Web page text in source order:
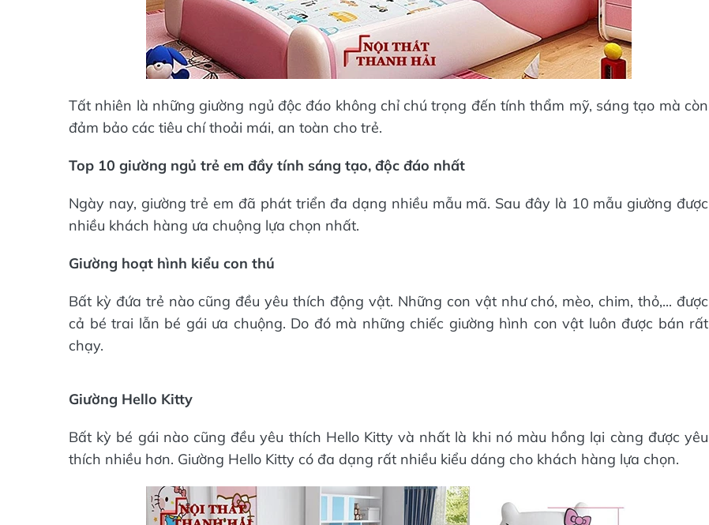
Tất nhiên là những giường ngủ độc đáo không chỉ chú trọng đến tính thẩm mỹ, sáng tạo mà còn
đảm bảo các tiêu chí thoải mái, an toàn cho trẻ.
Top 10 giường ngủ trẻ em đầy tính sáng tạo, độc đáo nhất
Ngày nay, giường trẻ em đã phát triển đa dạng nhiều mẫu mã. Sau đây là 10 mẫu giường được
nhiều khách hàng ưa chuộng lựa chọn nhất.
Giường hoạt hình kiểu con thú
Bất kỳ đứa trẻ nào cũng đều yêu thích động vật. Những con vật như chó, mèo, chim, thỏ,... được
cả bé trai lẫn bé gái ưa chuộng. Do đó mà những chiếc giường hình con vật luôn được bán rất
chạy.
Giường Hello Kitty
Bất kỳ bé gái nào cũng đều yêu thích Hello Kitty và nhất là khi nó màu hồng lại càng được yêu
thích nhiều hơn. Giường Hello Kitty có đa dạng rất nhiều kiểu dáng cho khách hàng lựa chọn.